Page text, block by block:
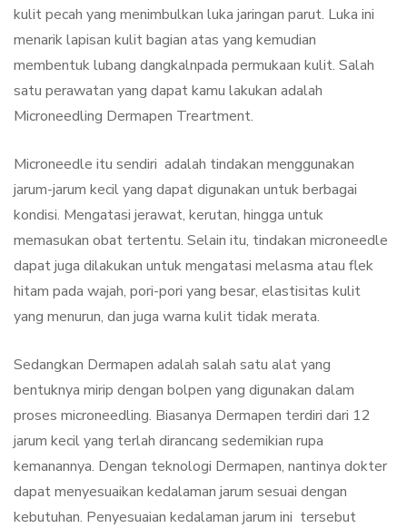
kulit pecah yang menimbulkan luka jaringan parut. Luka ini
menarik lapisan kulit bagian atas yang kemudian
membentuk lubang dangkalnpada permukaan kulit. Salah
satu perawatan yang dapat kamu lakukan adalah
Microneedling Dermapen Treartment.
Microneedle itu sendiri adalah tindakan menggunakan
jarum-jarum kecil yang dapat digunakan untuk berbagai
kondisi. Mengatasi jerawat, kerutan, hingga untuk
memasukan obat tertentu. Selain itu, tindakan microneedle
dapat juga dilakukan untuk mengatasi melasma atau flek
hitam pada wajah, pori-pori yang besar, elastisitas kulit
yang menurun, dan juga warna kulit tidak merata.
Sedangkan Dermapen adalah salah satu alat yang
bentuknya mirip dengan bolpen yang digunakan dalam
proses microneedling. Biasanya Dermapen terdiri dari 12
jarum kecil yang terlah dirancang sedemikian rupa
kemanannya. Dengan teknologi Dermapen, nantinya dokter
dapat menyesuaikan kedalaman jarum sesuai dengan
kebutuhan. Penyesuaian kedalaman jarum ini tersebut